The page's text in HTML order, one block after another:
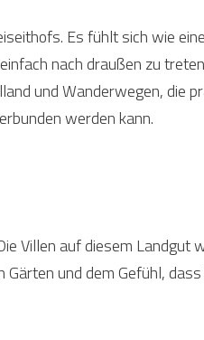
Es fühlt sich wie
nach draußen zu
und Wanderwegen, die
werden kann.
Villen auf diesem Landgut
und dem Gefühl,